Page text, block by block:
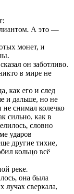
А это —
монет, и
он заботливо.
в мире не
как его и след
и дальше, но не
не снимал колечко
сильно, как в
словно
ударов
другие тихие,
кольцо всё
реке.
она была
лучах сверкала,